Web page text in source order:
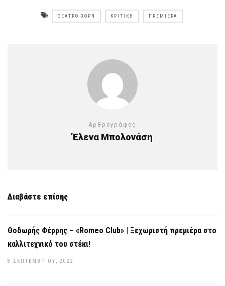
ΘΈΑΤΡΟ ΧΟΡΝ ΚΡΙΤΙΚΉ ΠΡΕΜΙΈΡΑ
Αρθρογράφος
Έλενα Μπολονάση
Διαβάστε επίσης
Θοδωρής Φέρρης – «Romeo Club» | Ξεχωριστή πρεμιέρα στο
καλλιτεχνικό του στέκι!
8 ΣΕΠΤΕΜΒΡΊΟΥ, 2022